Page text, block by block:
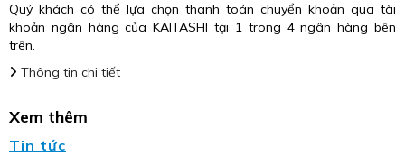
Quý khách có thể lựa chọn thanh toán chuyển khoản qua tài
khoản ngân hàng của KAITASHI tại 1 trong 4 ngân hàng bên
trên.
Thông tin chi tiết
Xem thêm
Tin tức